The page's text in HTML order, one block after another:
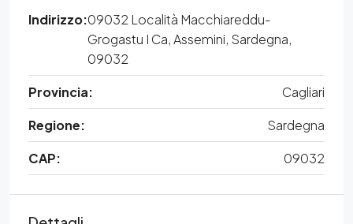
Indirizzo:09032 Località Macchiareddu-
Grogastu I Ca, Assemini, Sardegna,
09032
Provincia:
Cagliari
Regione:
Sardegna
CAP:
09032